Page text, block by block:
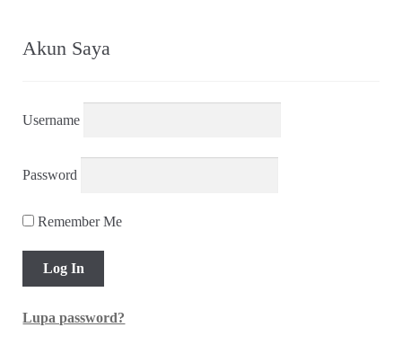
Akun Saya
Username
Password
Remember Me
Lupa password?